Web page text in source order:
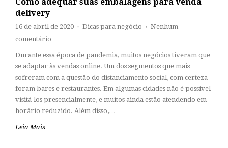
delivery
16 de abril de 2020 ♦ Dicas para negócio ♦
Nenhum
comentário
Durante essa época de pandemia, muitos negócios tiveram que
se adaptar às vendas online. Um dos segmentos que mais
sofreram com a questão do distanciamento social, com certeza
foram bares e restaurantes. Em algumas cidades não é possível
visitá-los presencialmente, e muitos ainda estão atendendo em
horário reduzido. Além disso,…
Leia Mais